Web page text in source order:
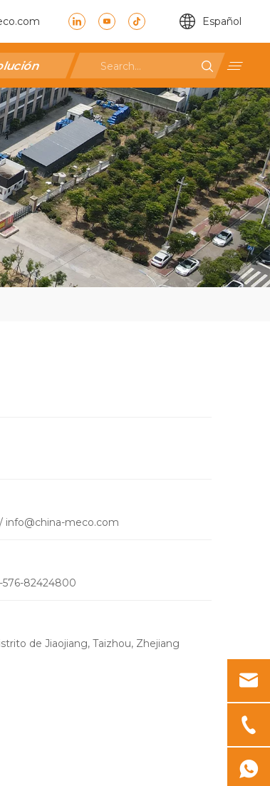
Español
/ info@china-meco.com
576-82424800
de Jiaojiang, Taizhou, Zhejiang